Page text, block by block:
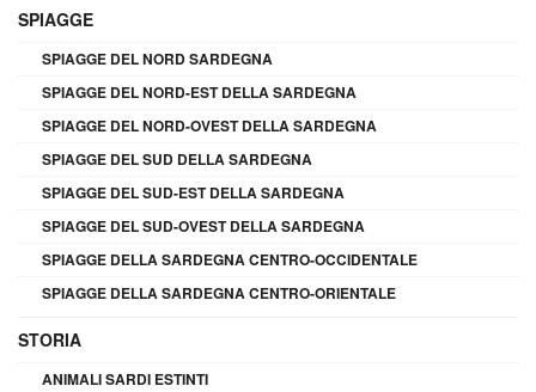
SPIAGGE
SPIAGGE DEL NORD SARDEGNA
SPIAGGE DEL NORD-EST DELLA SARDEGNA
SPIAGGE DEL NORD-OVEST DELLA SARDEGNA
SPIAGGE DEL SUD DELLA SARDEGNA
SPIAGGE DEL SUD-EST DELLA SARDEGNA
SPIAGGE DEL SUD-OVEST DELLA SARDEGNA
SPIAGGE DELLA SARDEGNA CENTRO-OCCIDENTALE
SPIAGGE DELLA SARDEGNA CENTRO-ORIENTALE
STORIA
ANIMALI SARDI ESTINTI